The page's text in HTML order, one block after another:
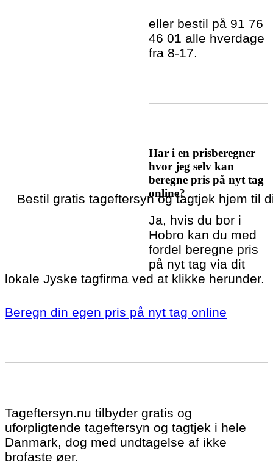
Bestil gratis tageftersyn og tagtjek hjem til
eller bestil på 91 76
46 01 alle hverdage
fra 8-17.
Har i en prisberegner
hvor jeg selv kan
beregne pris på nyt tag
online?
Ja, hvis du bor i
Hobro kan du med
fordel beregne pris
på nyt tag via dit
lokale Jyske tagfirma ved at klikke herunder.
Beregn din egen pris på nyt tag online
Tageftersyn.nu tilbyder gratis og
uforpligtende tageftersyn og tagtjek i hele
Danmark, dog med undtagelse af ikke
brofaste øer.